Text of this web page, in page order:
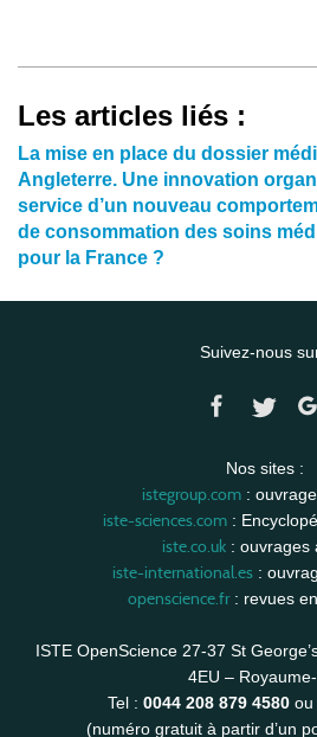
Les articles liés :
La mise en place du dossier
Angleterre. Une innovation
service d’un nouveau
de consommation des soins
pour la France ?
Suivez-nous
Nos sites :
istegroup.com:
iste-sciences.com:
iste.co.uk : ouvrages
iste-international.es:
openscience.fr: revues
ISTE OpenScience 27-37 St
4EU –
Tel : 0044 208 879 4580 ou
(numéro gratuit à partir d’un